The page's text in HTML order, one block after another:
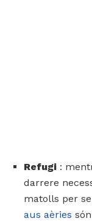
Refugi :
darrere
matolls per
aus aèries